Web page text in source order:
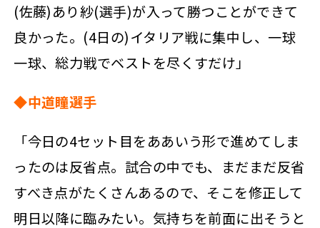
(佐藤)あり紗(選手)が入って勝つことができて
良かった。(4日の)イタリア戦に集中し、一球
一球、総力戦でベストを尽くすだけ」
◆中道瞳選手
「今日の4セット目をああいう形で進めてしま
ったのは反省点。試合の中でも、まだまだ反省
すべき点がたくさんあるので、そこを修正して
明日以降に臨みたい。気持ちを前面に出そうと